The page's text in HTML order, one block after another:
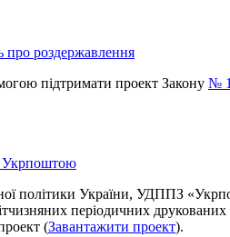
про роздержавлення
підтримати проект Закону №
Укрпоштою
політики України, УДППЗ
періодичних
(Завантажити проект).